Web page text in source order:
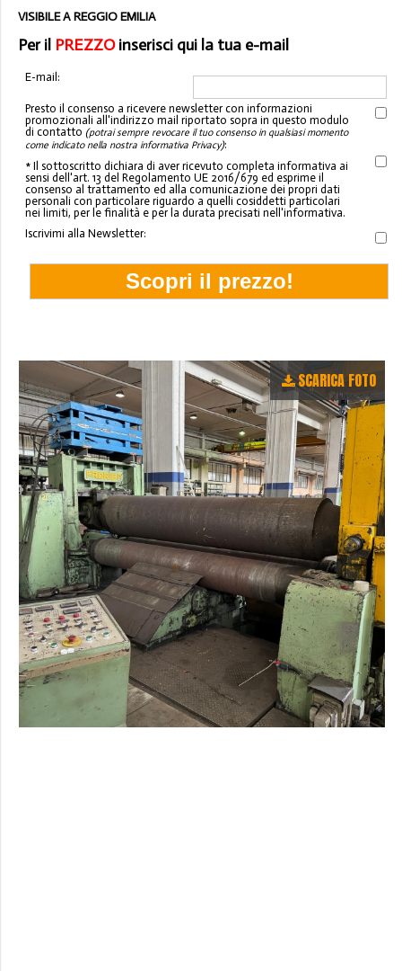
VISIBILE A REGGIO EMILIA
Per il PREZZOinserisci qui la tua e-mail
E-mail:
Presto il consenso a ricevere newsletter con informazioni
promozionali all'indirizzo mail riportato sopra in questo modulo
di contatto (potrai sempre revocare il tuo consenso in qualsiasi momento
come indicato nella nostra informativa Privacy):
* Il sottoscritto dichiara di aver ricevuto completa informativa ai
sensi dell'art. 13 del Regolamento UE 2016/679 ed esprime il
consenso al trattamento ed alla comunicazione dei propri dati
personali con particolare riguardo a quelli cosiddetti particolari
nei limiti, per le finalità e per la durata precisati nell'informativa.
Iscrivimi alla Newsletter:
SCARICA FOTO